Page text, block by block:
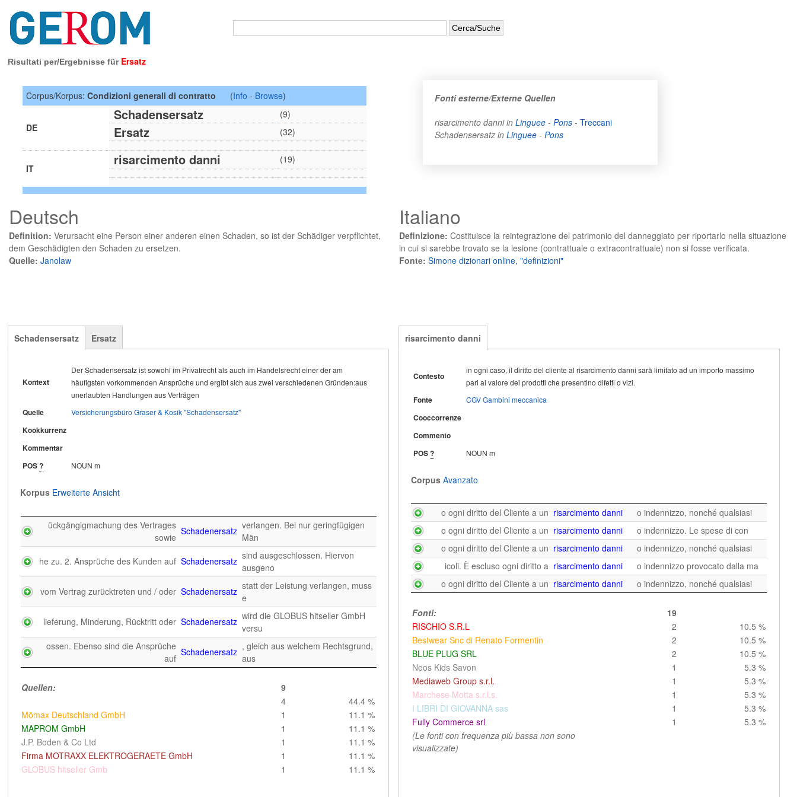
Risultati per/Ergebnisse für Ersatz
Corpus/Korpus:Condizioni generali di contratto (Info - Browse)
DE
Schadensersatz (9)
Ersatz (32)
IT
risarcimento danni (19)
Fonti esterne/Externe Quellen
risarcimento danni inLinguee-Pons -Treccani
Schadensersatz inLinguee-Pons
Deutsch Italiano
Definition:Verursacht eine Person einer anderen einen Schaden, so ist der Schädiger verpflichtet,
dem Geschädigten den Schaden zu ersetzen.
Quelle:Janolaw
Definizione:Costituisce la reintegrazione del patrimonio del danneggiato per riportarlo nella situazione
in cui si sarebbe trovato se la lesione (contrattuale o extracontrattuale) non si fosse verificata.
Fonte:Simone dizionari online, "definizioni"
Schadensersatz
Kontext
Der Schadensersatz ist sowohl im Privatrecht als auch im Handelsrecht einer der am
häufigsten vorkommenden Ansprüche und ergibt sich aus zwei verschiedenen Gründen:aus
unerlaubten Handlungen aus Verträgen
Quelle Versicherungsbüro Graser & Kosik "Schadensersatz"
Kookkurrenz
Kommentar
POS? NOUN m
Korpus Erweiterte Ansicht
ückgängigmachung des Vertrages
sowie
Schadenersatz verlangen. Bei nur geringfügigen
Män
he zu. 2. Ansprüche des Kunden auf Schadenersatz sind ausgeschlossen. Hiervon
ausgeno
vom Vertrag zurücktreten und / oder Schadenersatz statt der Leistung verlangen, muss
e
lieferung, Minderung, Rücktritt oder Schadenersatz wird die GLOBUS hitseller GmbH
versu
ossen. Ebenso sind die Ansprüche
auf
Schadenersatz , gleich aus welchem Rechtsgrund,
aus
Quellen:
9
4
44.4 %
Mömax Deutschland GmbH
1
11.1 %
MAPROM GmbH
1
11.1 %
J.P. Boden & Co Ltd
1
11.1 %
Firma MOTRAXX ELEKTROGERAETE GmbH
1
11.1 %
GLOBUS hitseller Gmb
1 11.1 %
Ersatz
Bei Ausverkauf einer Sorte bieten wir Ihnen eine gleichwertige als Ersatz an und liefern die
dann nach Ihrer Zustimmung aus.
AGB Wegehaupt
Kookkurrenz kostenfreien
Kommentar
POS?
des
Ersatzes
es Schadens statt der Erfüllung sowie
Ersatzes
Ihrer vergeblichen Aufwendungen. 7.
Nich
Ersatzes
für vergebliche Aufwendungen (§ 284
BGB).
Ersatzes
des Schadens statt der Erfüllung sowie
des
Ersatzes
Ihrer vergeblichen Aufwendungen.
Soweit w
17
2
6.2 %
PUMA Europe GmbH
2
6.2 %
Amazon EU SARL,
2
6.2 %
ABOUT YOU GMBH
2
6.2 %
POCO Einrichtungsmärkte GmbH
2
6.2 %
Firma Shapewear Europe B.V
2
6.2 %
risarcimento danni
Contesto
in ogni caso, il diritto del cliente al risarcimento danni sarà limitato ad un importo massimo
pari al valore dei prodotti che presentino difetti o vizi.
Fonte CGV Gambini meccanica
Cooccorrenze
Commento
POS? NOUN m
Corpus Avanzato
o ogni diritto del Cliente a un risarcimento danni
o indennizzo, nonché qualsiasi
o ogni diritto del Cliente a un risarcimento danni
o indennizzo. Le spese di con
o ogni diritto del Cliente a un risarcimento danni
o indennizzo, nonché qualsiasi
icoli. È escluso ogni diritto a risarcimento danni
o indennizzo provocato dalla ma
o ogni diritto del Cliente a un risarcimento danni o indennizzo, nonché qualsiasi
Fonti:
19
RISCHIO S.R.L
2
10.5 %
Bestwear Snc di Renato Formentin
2
10.5 %
BLUE PLUG SRL
2
10.5 %
Neos Kids Savon
1
5.3 %
Mediaweb Group s.r.l.
1
5.3 %
Marchese Motta s.r.l.s.
1
5.3 %
I LIBRI DI GIOVANNA sas
1
5.3 %
Fully Commerce srl
1
5.3 %
(Le fonti con frequenza più bassa non sono
visualizzate)